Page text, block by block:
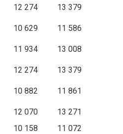
12 274 13 379
10 629 11 586
11 934 13 008
12 274 13 379
10 882 11 861
12 070
13 271
10 158
11 072